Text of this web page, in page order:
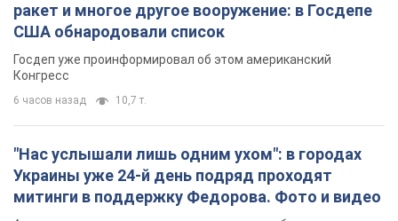
ракет и многое другое вооружение: в Госдепе
США обнародовали список
Госдеп уже проинформировал об этом американский
Конгресс
6 часов назад 10,7 т.
"Нас услышали лишь одним ухом": в городах
Украины уже 24-й день подряд проходят
митинги в поддержку Федорова. Фото и видео